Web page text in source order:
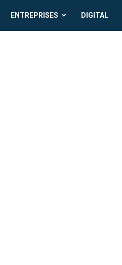
ENTREPRISES DIGITAL